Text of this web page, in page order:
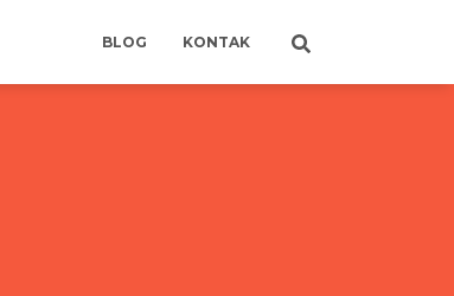
BLOG KONTAK